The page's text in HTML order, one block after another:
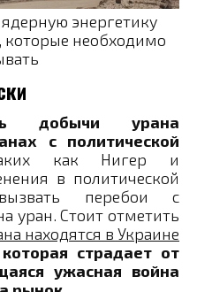
энергетику
необходимо
добычи урана
с политической
как Нигер и
в политической
перебои с
уран​. Стоит отметить
находятся в Украине
которая страдает от
ужасная война